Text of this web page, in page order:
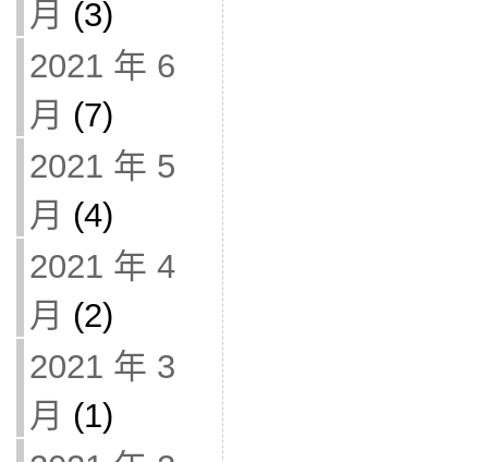
月 (3)
2021 年 6
月 (7)
2021 年 5
月 (4)
2021 年 4
月 (2)
2021 年 3
月 (1)